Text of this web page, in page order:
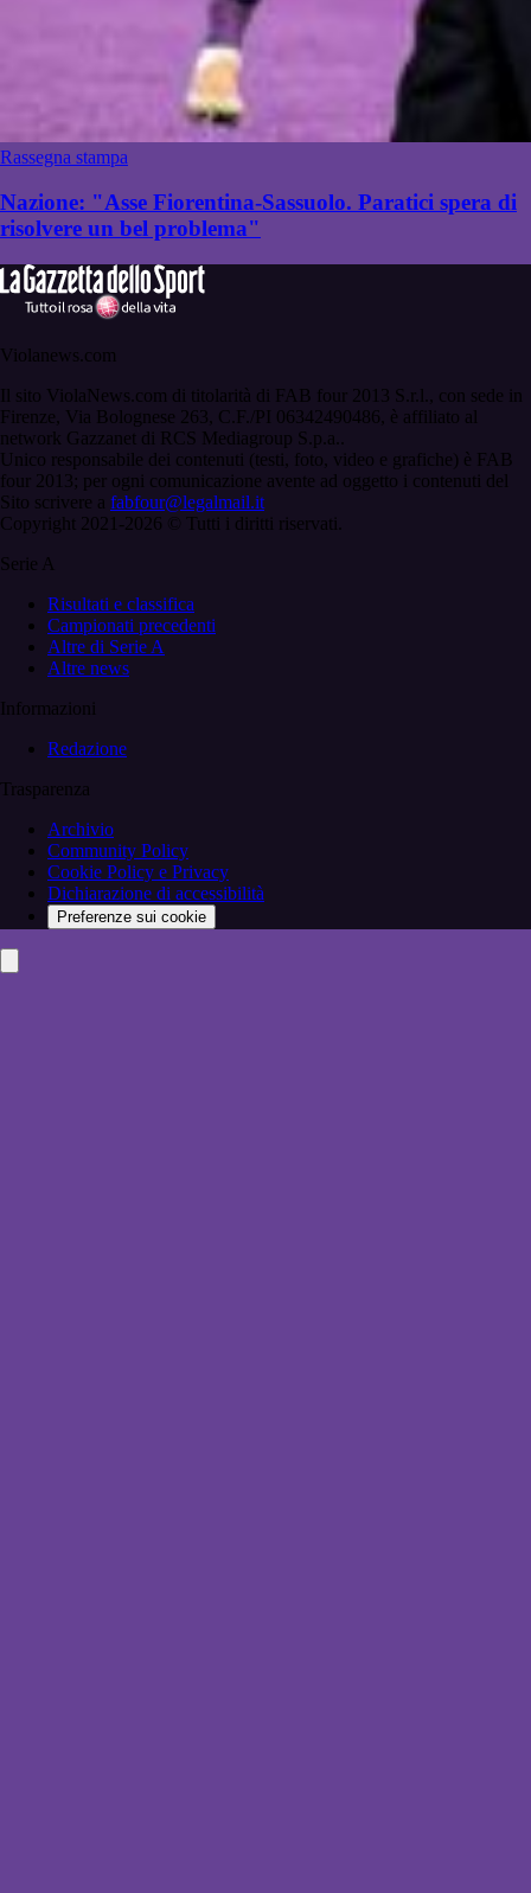
Rassegna stampa
Nazione: "Asse Fiorentina-Sassuolo. Paratici spera di
risolvere un bel problema"
Violanews.com
Il sito ViolaNews.com di titolarità di FAB four 2013 S.r.l., con sede in
Firenze, Via Bolognese 263, C.F./PI 06342490486, è affiliato al
network Gazzanet di RCS Mediagroup S.p.a..
Unico responsabile dei contenuti (testi, foto, video e grafiche) è FAB
four 2013; per ogni comunicazione avente ad oggetto i contenuti del
Sito scrivere a fabfour@legalmail.it
Copyright 2021-2026 © Tutti i diritti riservati.
Serie A
Risultati e classifica
Campionati precedenti
Altre di Serie A
Altre news
Informazioni
Redazione
Trasparenza
Archivio
Community Policy
Cookie Policy e Privacy
Dichiarazione di accessibilità
Preferenze sui cookie